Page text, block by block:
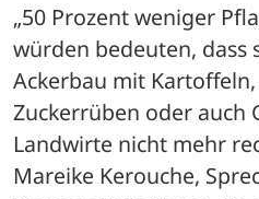
„50 Prozent weniger
würden bedeuten, dass
Ackerbau mit
Zuckerrüben oder auch
Landwirte nicht mehr
Mareike Kerouche,